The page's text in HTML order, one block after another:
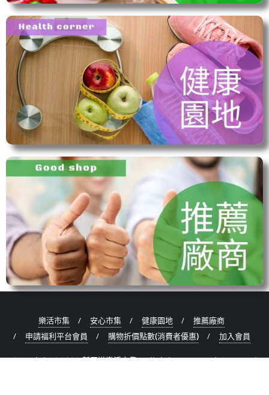
樂活市集 安心市集 健康園地
推薦廠商
申請福利平台會員
購物折價點數(消費者優惠) 加入會員
Copyright ©2026 新王道樂活市集 . All rights reserved.Powered